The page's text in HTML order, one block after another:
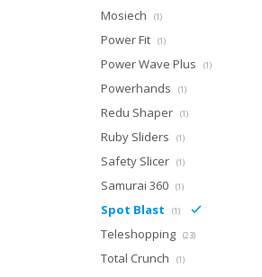
Mosiech (1)
Power Fit (1)
Power Wave Plus (1)
Powerhands (1)
Redu Shaper (1)
Ruby Sliders (1)
Safety Slicer (1)
Samurai 360 (1)
Spot Blast (1)
Teleshopping (23)
Total Crunch (1)